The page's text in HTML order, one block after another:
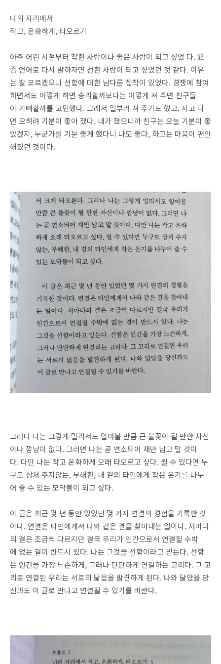
나의 자리에서
작고, 온화하게, 타오르기
아주 어린 시절부터 착한 사람이나 좋은 사람이 되고 싶었 다. 요
즘 언어로 다시 말하자면 선한 사람이 되고 싶었던 것 같다. 이유
는 잘 모르겠으나 선함에 대한 남다른 집착이 있었다. 경쟁에 참여
하면서도 어떻게 하면 승리할까보다는 어떻게 져 주면 친구들
이 기뻐할까를 고민했다. 그래서 일부러 져 주기도 했고, 지고 나
면 오히려 기분이 좋아 졌다. 내가 졌으니까 친구는 오늘 기분이 좋
았겠지, 누군가를 기분 좋게 했다니 나도 좋다, 하고는 마음이 편안
해졌던 것이다.
그러나 나는 그렇게 멀리서도 알아볼 만큼 큰 불꽃이 될 만한 자신
이나 깜냥이 없다. 그러면 나는 곧 연소되어 재만 남고 말 것이
다. 다만 나는 작고 온화하게 오래 타오르고 싶다. 될 수 있다면 누
구도 상처 주지않는, 무해한, 내 곁의 타인에게 작은 온기를 나누
어 줄 수 있는 모닥불이 되고 싶다.
이 글은 최근 몇 년 동안 있었던 몇 가지 연결의 경험을 기록한 것
이다. 연결은 타인에게서 나와 같은 결을 찾아내는 일이다. 저마다
의 결은 조금씩 다르지만 결국 우리가 인간으로서 연결될 수밖
에 없는 결이 반드시 있다. 나는 그것을 선함이라고 믿는다. 선함
은 인간을 가장 느슨하게, 그러나 단단하게 연결하는 고리다. 그 고
리로 연결된 우리는 서로의 닮음을 발견하게 된다. 나와 닮았을 당
신과도 이 글로 만나고 연결될 수 있기를 바란다.